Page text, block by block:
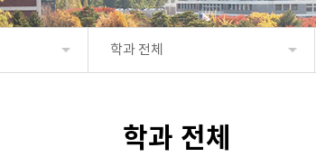
학과 전체
학과 전체